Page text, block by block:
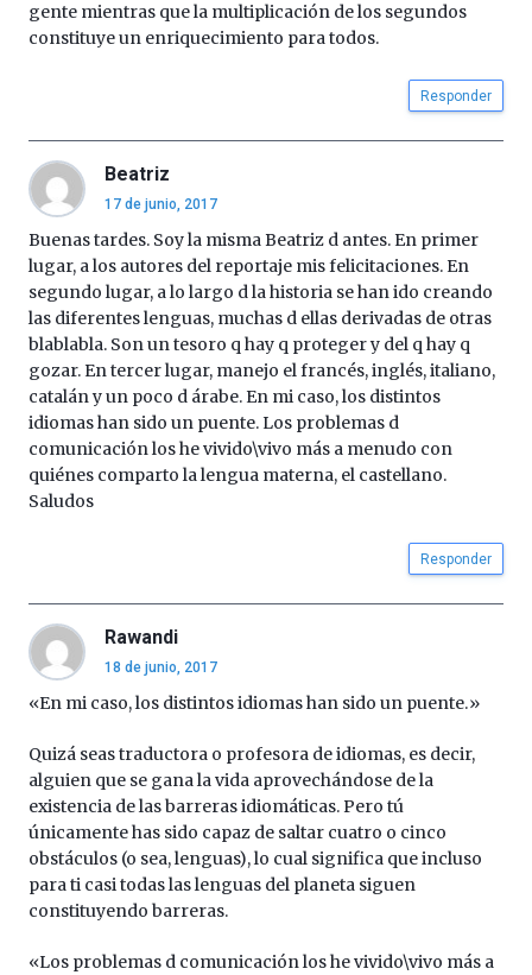
gente mientras que la multiplicación de los segundos
constituye un enriquecimiento para todos.
Responder
Beatriz
17 de junio, 2017
Buenas tardes. Soy la misma Beatriz d antes. En primer
lugar, a los autores del reportaje mis felicitaciones. En
segundo lugar​, a lo largo d la historia se han ido creando
las diferentes lenguas, muchas d ellas derivadas de otras
blablabla. Son un tesoro q hay q proteger y del q hay q
gozar. En tercer lugar, manejo el francés, inglés, italiano,
catalán y un poco d árabe. En mi caso, los distintos
idiomas han sido un puente. Los problemas d
comunicación los he vivido\vivo más a menudo con
quiénes comparto la lengua materna, el castellano.
Saludos
Responder
Rawandi
18 de junio, 2017
«En mi caso, los distintos idiomas han sido un puente.»
Quizá seas traductora o profesora de idiomas, es decir,
alguien que se gana la vida aprovechándose de la
existencia de las barreras idiomáticas. Pero tú
únicamente has sido capaz de saltar cuatro o cinco
obstáculos (o sea, lenguas), lo cual significa que incluso
para ti casi todas las lenguas del planeta siguen
constituyendo barreras.
«Los problemas d comunicación los he vivido\vivo más a